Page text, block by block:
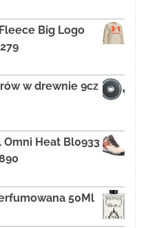
Big Logo
w drewnie 9cz
Heat Bl0933
50Ml